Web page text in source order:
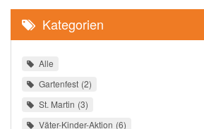
Kategorien
Alle
Gartenfest 2
St. Martin 3
Väter-Kinder-Aktion 6